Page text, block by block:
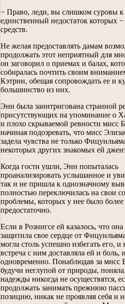
− Право, леди, вы слишком суровы
единственный недостаток которых −
средств.
Не желая предоставлять дамам
продолжать этот неприятный для
он заговорил о приемах и балах,
собиралась почтить своим
Кэтрин, обещая сопровождать ее и
большинство из них.
Энн была заинтригована странной
присутствующих на упоминание о
и плохо скрываемой ревности мисс
начиная подозревать, что мисс
задела чувства не только
некоторых других знакомых ей
Когда гости ушли, Энн попыталась
проанализировать услышанное и
так и не пришла к однозначному
полностью переключилась на свои
проблемы, которых у нее было
предостаточно.
Если в Розингсе ей казалось, что
защитила свое сердце от
могла столь успешно избегать его, и
встреча с ним доставляла ей и боль,
одновременно. Понаблюдав за мисс
будучи неглупой от природы,
надежды никогда не осуществятся,
продолжать занимать прежнюю
позицию, никак не проявляя себя и